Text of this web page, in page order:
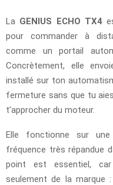
La GENIUS ECHO TX4
pour commander à
comme un portail
Concrètement, elle
installé sur ton
fermeture sans que tu
t’approcher du moteur.
Elle fonctionne sur
fréquence très répandue
point est essentiel,
seulement de la